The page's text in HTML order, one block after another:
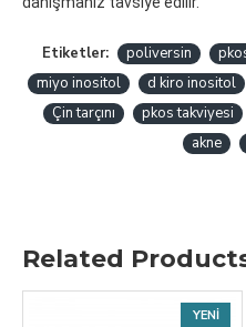
Etiketler: poliversin
miyo inositol
d kiro inositol
Çin tarçını
pkos takviyesi
akne
Related
YENI